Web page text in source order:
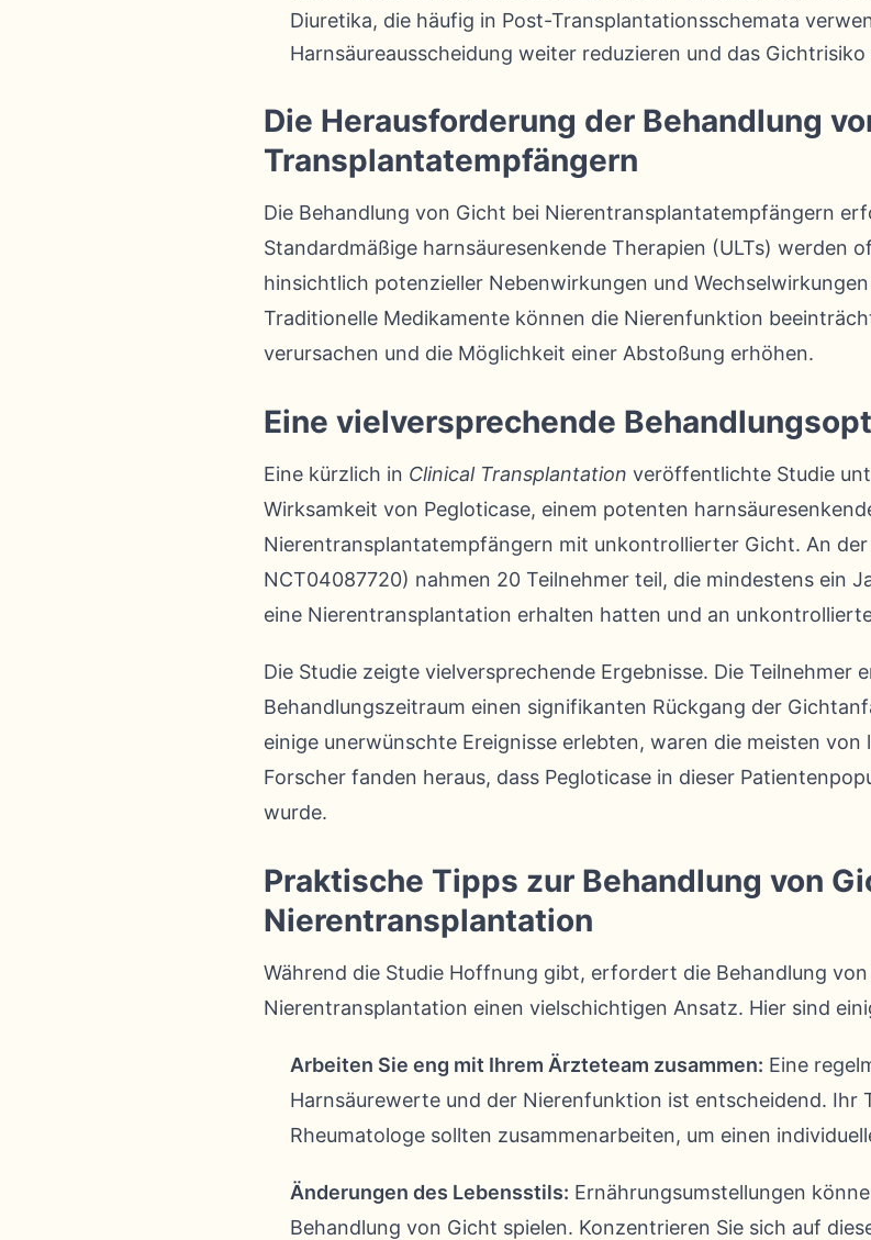
Diuretika, die häufig in Post-Transplantationsschemata
Harnsäureausscheidung weiter reduzieren und das
Die Herausforderung der Behandlung
Transplantatempfängern
Die Behandlung von Gicht bei Nierentransplantatempfängern
Standardmäßige harnsäuresenkende Therapien (ULTs) werden
hinsichtlich potenzieller Nebenwirkungen und
Traditionelle Medikamente können die Nierenfunktion
verursachen und die Möglichkeit einer Abstoßung erhöhen.
Eine vielversprechende
Eine kürzlich in Clinical Transplantation veröffentlichte Studie
Wirksamkeit von Pegloticase, einem potenten
Nierentransplantatempfängern mit unkontrollierter Gicht. An
NCT04087720) nahmen 20 Teilnehmer teil, die mindestens ein
eine Nierentransplantation erhalten hatten und an
Die Studie zeigte vielversprechende Ergebnisse. Die Teilnehmer
Behandlungszeitraum einen signifikanten Rückgang der
einige unerwünschte Ereignisse erlebten, waren die meisten
Forscher fanden heraus, dass Pegloticase in dieser
wurde.
Praktische Tipps zur Behandlung von
Nierentransplantation
Während die Studie Hoffnung gibt, erfordert die Behandlung
Nierentransplantation einen vielschichtigen Ansatz. Hier sind
Arbeiten Sie eng mit Ihrem Ärzteteam zusammen: Eine
Harnsäurewerte und der Nierenfunktion ist entscheidend. Ihr
Rheumatologe sollten zusammenarbeiten, um einen
Änderungen des Lebensstils: Ernährungsumstellungen
Behandlung von Gicht spielen. Konzentrieren Sie sich auf